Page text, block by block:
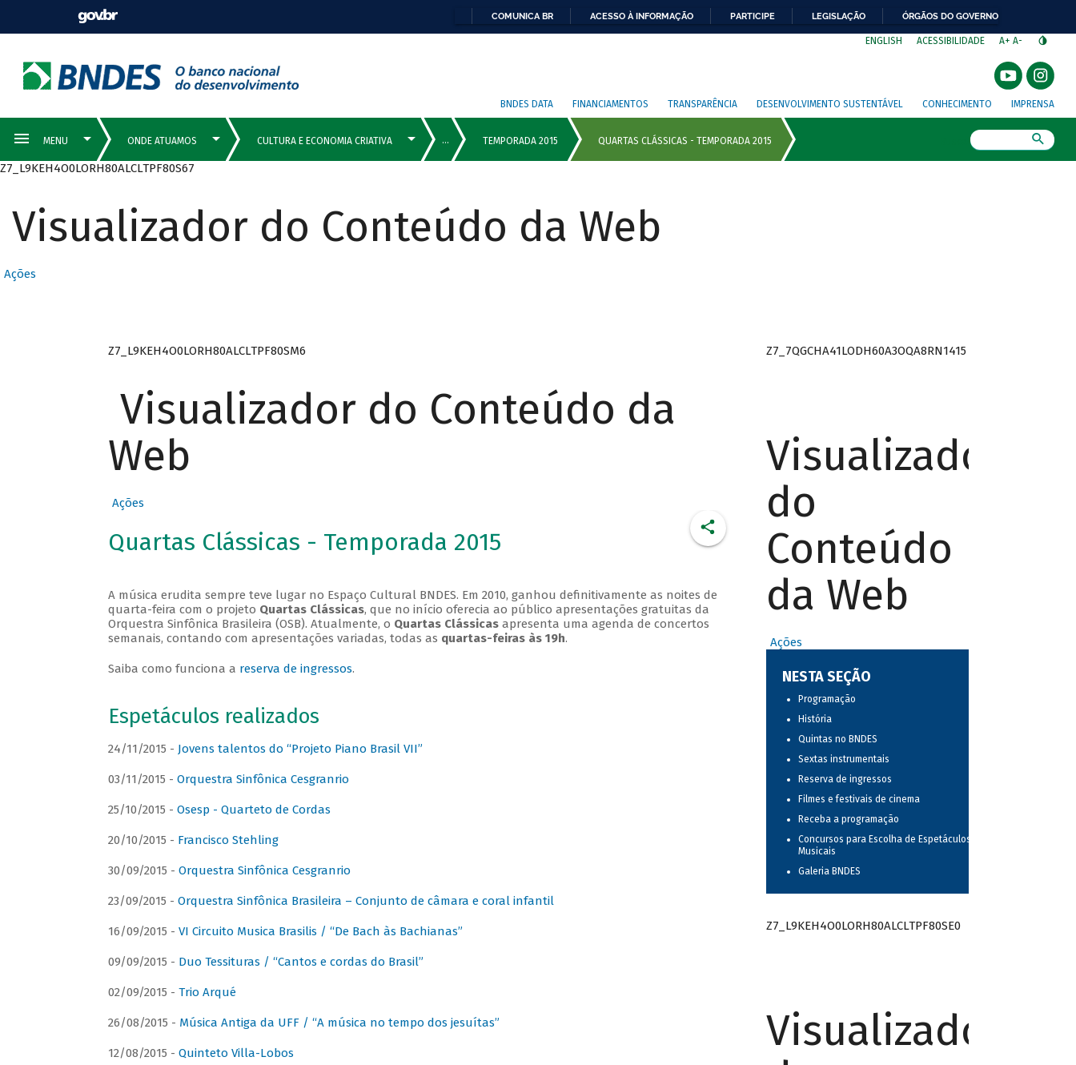
COMUNICA BR ACESSO À INFORMAÇÃO PARTICIPE LEGISLAÇÃO ÓRGÃOS DO GOVERNO
ENGLISH ACESSIBILIDADE A+ A-
BNDES DATA FINANCIAMENTOS TRANSPARÊNCIA DESENVOLVIMENTO SUSTENTÁVEL CONHECIMENTO IMPRENSA
Z7_L9KEH4O0LORH80ALCLTPF80S67
Visualizador do Conteúdo da Web
Ações
Z7_L9KEH4O0LORH80ALCLTPF80SM6
Visualizador do Conteúdo da
Web
Ações
Quartas Clássicas - Temporada 2015
A música erudita sempre teve lugar no Espaço Cultural BNDES. Em 2010, ganhou definitivamente as noites de
quarta-feira com o projeto Quartas Clássicas, que no início oferecia ao público apresentações gratuitas da
Orquestra Sinfônica Brasileira (OSB). Atualmente, o Quartas Clássicasapresenta uma agenda de concertos
semanais, contando com apresentações variadas, todas as quartas-feiras às 19h.
Saiba como funciona a reserva de ingressos.
Espetáculos realizados
24/11/2015 - Jovens talentos do “Projeto Piano Brasil VII”
03/11/2015 - Orquestra Sinfônica Cesgranrio
25/10/2015 - Osesp - Quarteto de Cordas
20/10/2015 - Francisco Stehling
30/09/2015 - Orquestra Sinfônica Cesgranrio
23/09/2015 - Orquestra Sinfônica Brasileira – Conjunto de câmara e coral infantil
16/09/2015 - VI Circuito Musica Brasilis / “De Bach às Bachianas”
09/09/2015 - Duo Tessituras / “Cantos e cordas do Brasil”
02/09/2015 - Trio Arqué
26/08/2015 - Música Antiga da UFF / “A música no tempo dos jesuítas”
12/08/2015 - Quinteto Villa-Lobos
Z7_7QGCHA41LODH60A3OQA8RN1415
Visualizador
do
Conteúdo
da Web
Ações
NESTA SEÇÃO
Programação
História
Quintas no BNDES
Sextas instrumentais
Reserva de ingressos
Filmes e festivais de cinema
Receba a programação
Concursos para Escolha de Espetáculos
Musicais
Galeria BNDES
Z7_L9KEH4O0LORH80ALCLTPF80SE0
Visualizador